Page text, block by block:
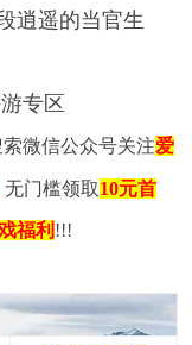
逍遥的当官生
专区
微信公众号关注爱
无门槛领取10元首
福利 !!!